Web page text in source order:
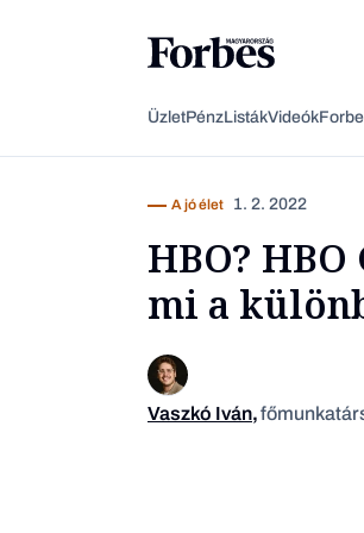
ÜzletPénzListákVideók
A jó élet 1. 2. 2022
HBO?
mi a
Vaszkó Iván,